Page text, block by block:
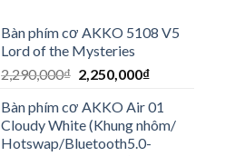
Bàn phím cơ AKKO 5108 V5
Lord of the Mysteries
2,290,000₫ 2,250,000₫
Bàn phím cơ AKKO Air 01
Cloudy White (Khung nhôm/
Hotswap/Bluetooth5.0-